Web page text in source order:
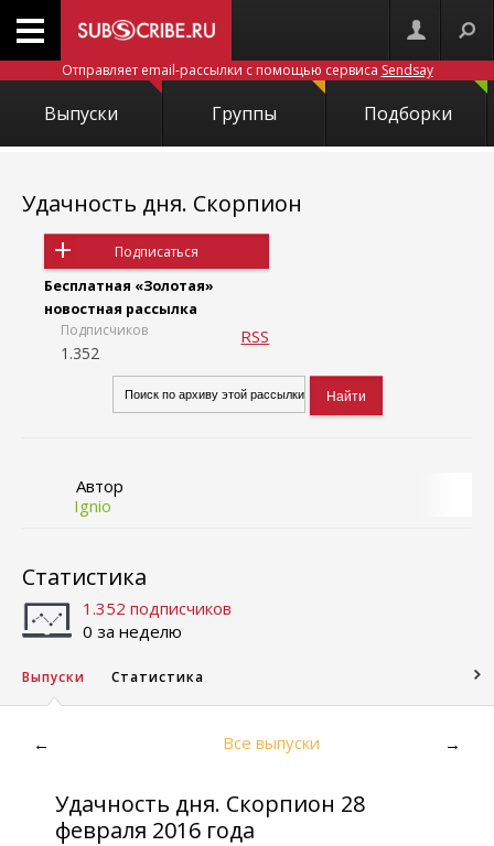
Отправляет email-рассылки с помощью сервиса Sendsay
Выпуски Группы Подборки
Удачность дня. Скорпион
Подписаться
Бесплатная «Золотая»
новостная рассылка
Подписчиков
1.352
RSS
Автор
Ignio
Статистика
1.352 подписчиков
0 за неделю
Выпуски Статистика
← Все выпуски →
Удачность дня. Скорпион 28
февраля 2016 года